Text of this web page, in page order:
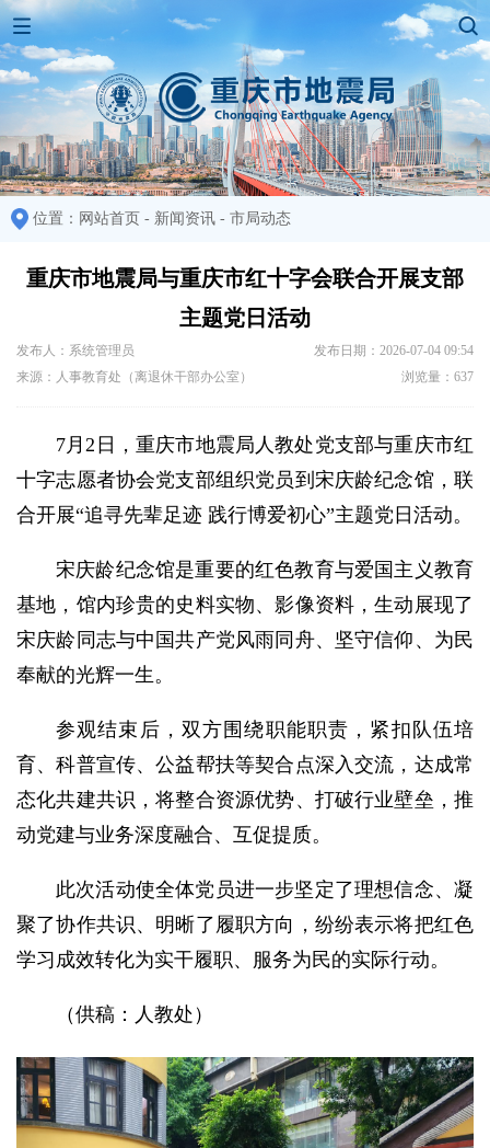
位置： 网站首页 - 新闻资讯 - 市局动态
重庆市地震局与重庆市红十字会联合开展支部
主题党日活动
发布人：系统管理员
发布日期：2026-07-04 09:54
来源：人事教育处（离退休干部办公室）
浏览量：637
7月2日，重庆市地震局人教处党支部与重庆市红
十字志愿者协会党支部组织党员到宋庆龄纪念馆，联
合开展“追寻先辈足迹 践行博爱初心”主题党日活动。
宋庆龄纪念馆是重要的红色教育与爱国主义教育
基地，馆内珍贵的史料实物、影像资料，生动展现了
宋庆龄同志与中国共产党风雨同舟、坚守信仰、为民
奉献的光辉一生。
参观结束后，双方围绕职能职责，紧扣队伍培
育、科普宣传、公益帮扶等契合点深入交流，达成常
态化共建共识，将整合资源优势、打破行业壁垒，推
动党建与业务深度融合、互促提质。
此次活动使全体党员进一步坚定了理想信念、凝
聚了协作共识、明晰了履职方向，纷纷表示将把红色
学习成效转化为实干履职、服务为民的实际行动。
（供稿：人教处）